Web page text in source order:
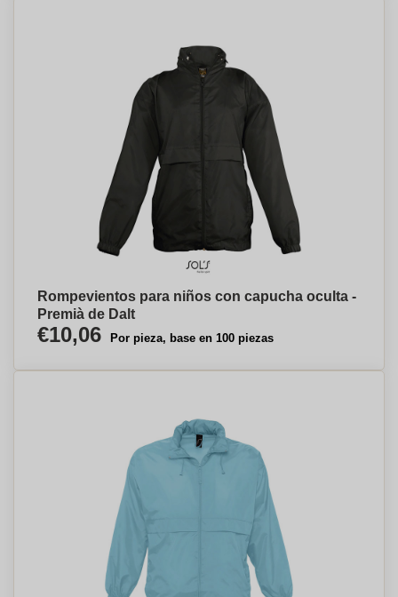
Rompevientos para niños con capucha oculta -
Premià de Dalt
€10,06 Por pieza, base en 100 piezas